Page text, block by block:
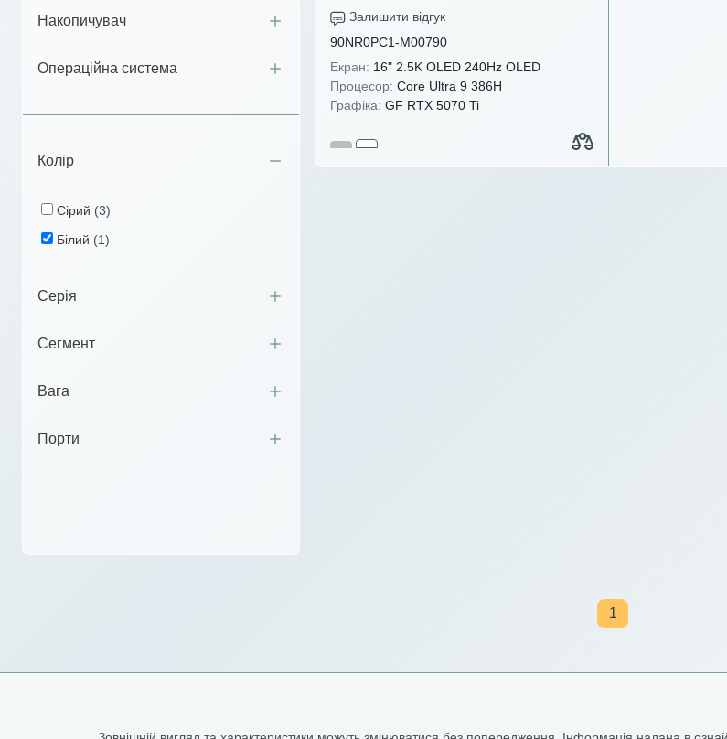
Накопичувач
Операційна система
Колір
Сірий (3)
Білий (1)
Серія
Сегмент
Вага
Порти
Залишити відгук
90NR0PC1-M00790
Екран: 16" 2.5K OLED 240Hz OLED
Процесор: Core Ultra 9 386H
Графіка: GF RTX 5070 Ti
1